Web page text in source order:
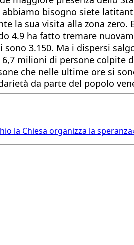
bisogno siete
la sua visita alla zona
4.9 ha fatto tremare
3.150. Ma i dispersi
milioni di persone colpite
che nelle ultime ore si
da parte del popolo
la Chiesa organizza la